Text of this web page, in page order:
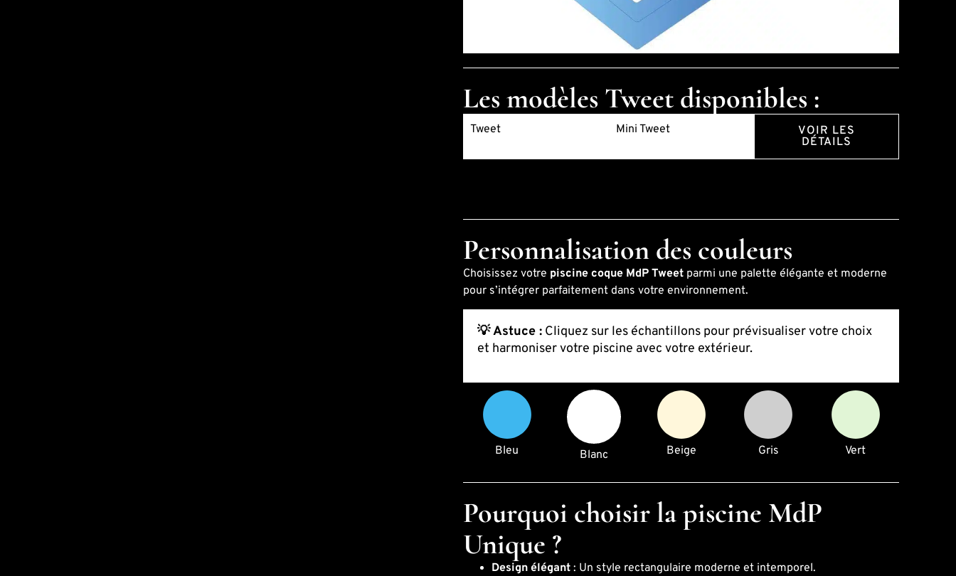
Les modèles Tweet disponibles :
Tweet Mini Tweet
VOIR LES
DÉTAILS
Personnalisation des couleurs
Choisissez votre piscine coque MdP Tweet parmi une palette élégante et moderne
pour s’intégrer parfaitement dans votre environnement.
💡 Astuce : Cliquez sur les échantillons pour prévisualiser votre choix
et harmoniser votre piscine avec votre extérieur.
Bleu Blanc Beige Gris Vert
Pourquoi choisir la piscine MdP
Unique ?
Design élégant : Un style rectangulaire moderne et intemporel.